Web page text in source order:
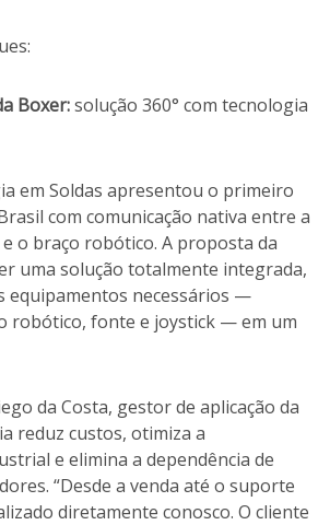
Boxer:solução 360° com tecnologia
em Soldas apresentou o primeiro
com comunicação nativa entre a
o braço robótico. A proposta da
uma solução totalmente integrada,
equipamentos necessários —
robótico, fonte e joystick — em um
da Costa, gestor de aplicação da
reduz custos, otimiza a
e elimina a dependência de
“Desde a venda até o suporte
diretamente conosco. O cliente